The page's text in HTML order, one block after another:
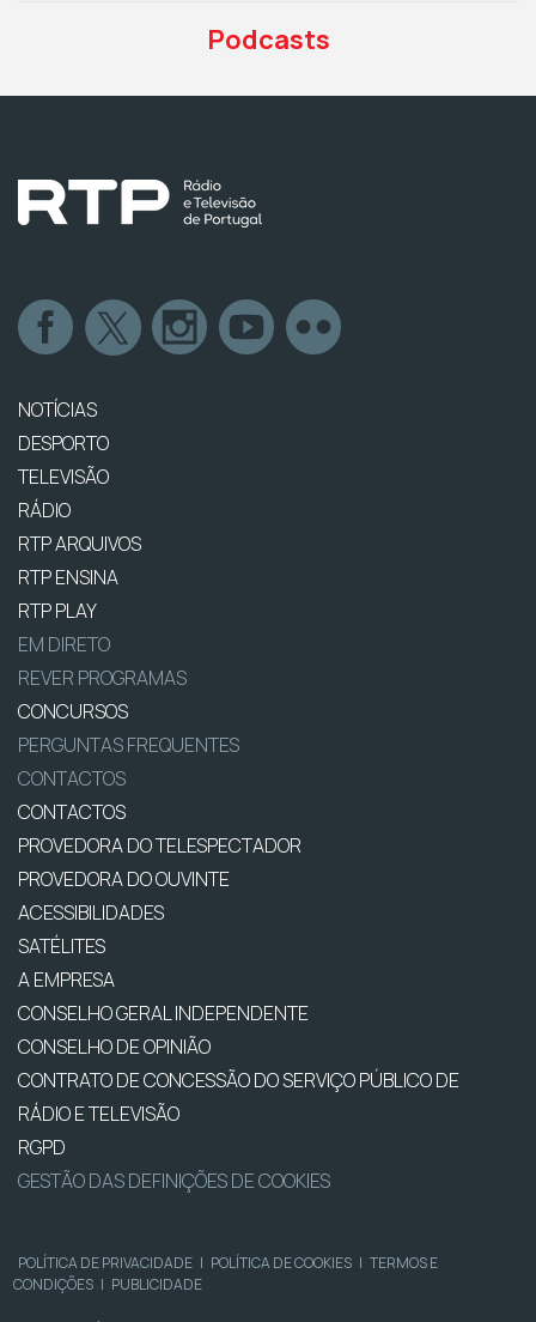
Podcasts
NOTÍCIAS
DESPORTO
TELEVISÃO
RÁDIO
RTP ARQUIVOS
RTP ENSINA
RTP PLAY
EM DIRETO
REVER PROGRAMAS
CONCURSOS
PERGUNTAS FREQUENTES
CONTACTOS
CONTACTOS
PROVEDORA DO TELESPECTADOR
PROVEDORA DO OUVINTE
ACESSIBILIDADES
SATÉLITES
A EMPRESA
CONSELHO GERAL INDEPENDENTE
CONSELHO DE OPINIÃO
CONTRATO DE CONCESSÃO DO SERVIÇO PÚBLICO DE
RÁDIO E TELEVISÃO
RGPD
GESTÃO DAS DEFINIÇÕES DE COOKIES
POLÍTICA DE PRIVACIDADE | POLÍTICA DE COOKIES | TERMOS E
CONDIÇÕES | PUBLICIDADE